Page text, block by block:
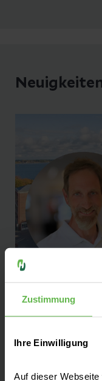
Zustimmung
Ihre Einwilligung
Auf dieser
Helios
konsequent